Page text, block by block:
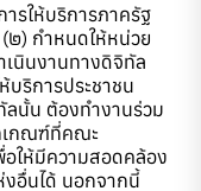
รให้บริการภาครัฐ
๒) กำหนดให้หน่วย
เนินงานทางดิจิทัล
บริการประชาชน
ลนั้น ต้องทำงานร่วม
เกณฑ์ที่คณะ
ให้มีความสอดคล้อง
งอื่นได้ นอกจากนี้